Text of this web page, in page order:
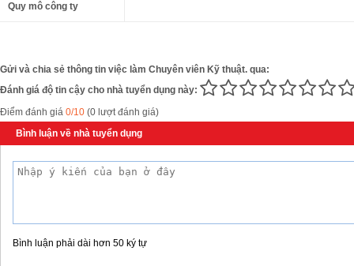
Quy mô công ty
Gửi và chia sẻ thông tin việc làm Chuyên viên Kỹ thuật. qua:
Đánh giá độ tin cậy cho nhà tuyển dụng này:
Điểm đánh giá 0/10 (0 lượt đánh giá)
Bình luận về nhà tuyển dụng
Bình luận phải dài hơn 50 ký tự